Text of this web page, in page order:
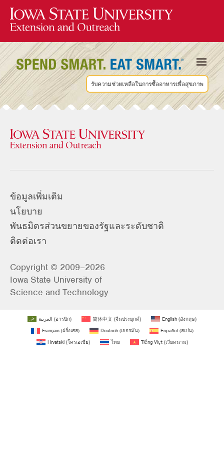
รับความช่วยเหลือในการซื้ออาหารเพื่อสุขภาพ
ข้อมูลเพิ่มเติม
นโยบาย
พันธมิตรส่วนขยายของรัฐและระดับชาติ
ติดต่อเรา
Copyright © 2009–2026
Iowa State University of
Science and Technology
العربية (อารบิก) 简体中文 (จีนประยุกต์) English (อังกฤษ)
Français(ฝรั่งเศส) Deutsch(เยอรมัน) Español(สเปน)
Hrvatski(โครเอเชีย) ไทย Tiếng Việt(เวียดนาม)